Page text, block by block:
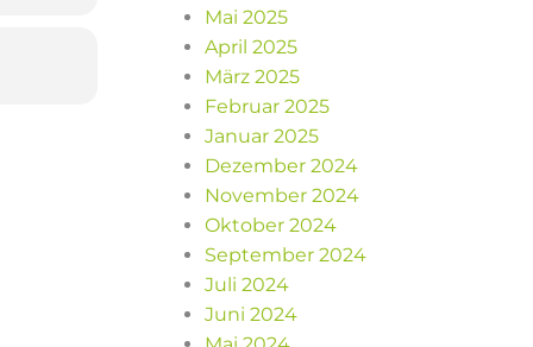
Mai 2025
April 2025
März 2025
Februar 2025
Januar 2025
Dezember 2024
November 2024
Oktober 2024
September 2024
Juli 2024
Juni 2024